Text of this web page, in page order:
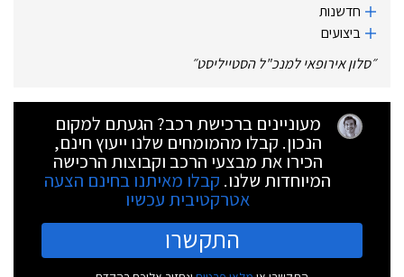
חדשנות
ביצועים
״סלון אירופאי למנכ"ל הסטייליסט״
מעוניינים ברכישת רכב? הגעתם למקום
הנכון. קבלו מהמומחים שלנו ייעוץ חינם,
הכירו את מבצעי הרכב וקבוצות הרכישה
המיוחדות שלנו. קבלו מאיתנו בחינם הצעה
אטרקטיבית עכשיו
התקשרו